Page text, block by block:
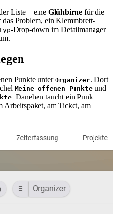
Liste – eine Glühbirne für die
das Problem, ein Klemmbrett-
-Drop-down im Detailmanager
Punkte unter Organizer. Dort
Meine offenen Punkte und
. Daneben taucht ein Punkt
Arbeitspaket, am Ticket, am